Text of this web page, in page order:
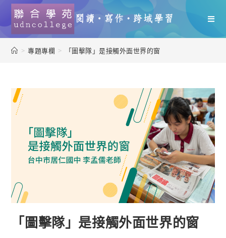
> 專題專欄 > 「圖擊隊」是接觸外面世界的窗
「圖擊隊」是接觸外面世界的窗